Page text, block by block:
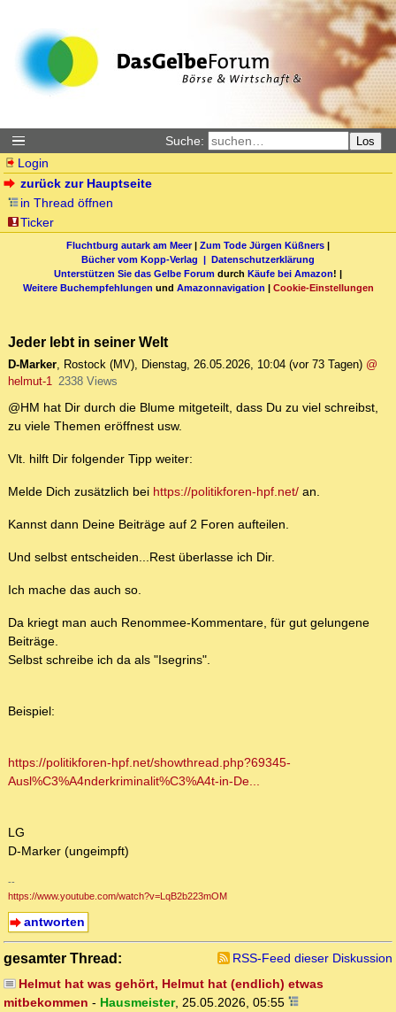
Suche: Los
Login
zurück zur Hauptseite
in Thread öffnen
Ticker
Fluchtburg autark am Meer| Zum Tode Jürgen Küßners |
Bücher vom Kopp-Verlag | Datenschutzerklärung
Unterstützen Sie das Gelbe Forum durch Käufe bei Amazon! |
Weitere Buchempfehlungen und Amazonnavigation | Cookie-Einstellungen
Jeder lebt in seiner Welt
D-Marker, Rostock (MV), Dienstag, 26.05.2026, 10:04 (vor 73 Tagen) @
helmut-1 2338 Views
@HM hat Dir durch die Blume mitgeteilt, dass Du zu viel schreibst,
zu viele Themen eröffnest usw.
Vlt. hilft Dir folgender Tipp weiter:
Melde Dich zusätzlich bei https://politikforen-hpf.net/ an.
Kannst dann Deine Beiträge auf 2 Foren aufteilen.
Und selbst entscheiden...Rest überlasse ich Dir.
Ich mache das auch so.
Da kriegt man auch Renommee-Kommentare, für gut gelungene
Beiträge.
Selbst schreibe ich da als "Isegrins".
Beispiel:
https://politikforen-hpf.net/showthread.php?69345-
Ausl%C3%A4nderkriminalit%C3%A4t-in-De...
LG
D-Marker (ungeimpft)
--
https://www.youtube.com/watch?v=LqB2b223mOM
antworten
gesamter Thread:
RSS-Feed dieser Diskussion
Helmut hat was gehört, Helmut hat (endlich) etwas
mitbekommen - Hausmeister, 25.05.2026, 05:55